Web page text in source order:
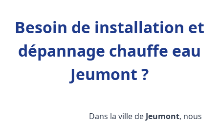
Besoin de installation et
dépannage chauffe eau
Jeumont ?
Dans la ville de Jeumont, nous